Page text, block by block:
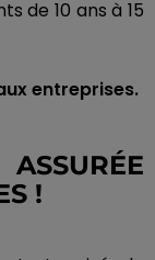
de 10 ans à 15
entreprises.
!